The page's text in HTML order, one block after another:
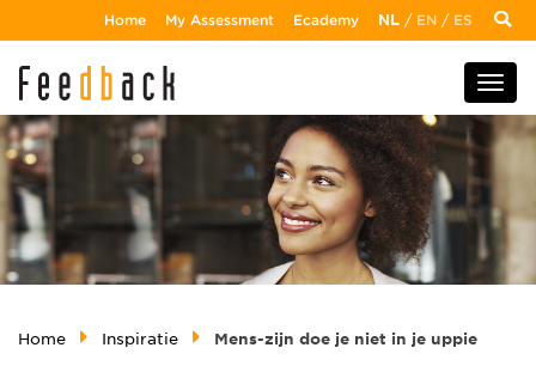
Home My Assessment Ecademy NL / EN / ES
Home Inspiratie Mens-zijn doe je niet in je uppie